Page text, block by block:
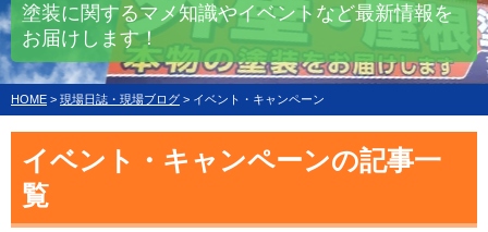
塗装に関するマメ知識やイベントなど最新情報を
お届けします！
HOME > 現場日誌・現場ブログ > イベント・キャンペーン
イベント・キャンペーンの記事一
覧